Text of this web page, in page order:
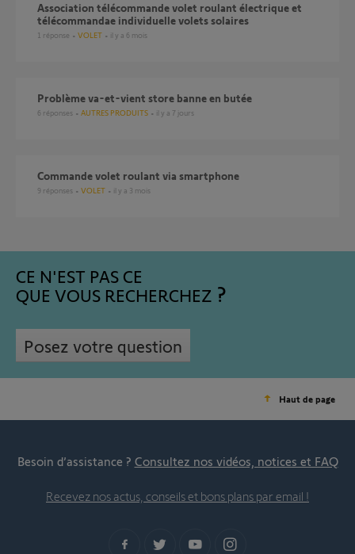
Association télécommande volet roulant électrique et
télécommandae individuelle volets solaires
1 réponse VOLET il y a 6 mois
Problème va-et-vient store banne en butée
6 réponses AUTRES PRODUITS il y a 7 jours
Commande volet roulant via smartphone
9 réponses VOLET il y a 3 mois
CE N'EST PAS CE
QUE VOUS RECHERCHEZ
Posez votre question
Haut de page
Besoin d’assistance ? Consultez nos vidéos, notices et FAQ
Recevez nos actus, conseils et bons plans par email !